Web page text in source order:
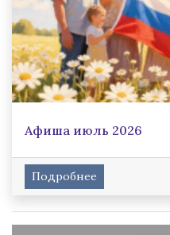
Афиша июль 2026
Подробнее